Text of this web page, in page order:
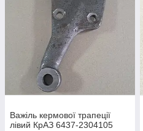
Важіль кермової трапеції
лівий КрАЗ 6437-2304105